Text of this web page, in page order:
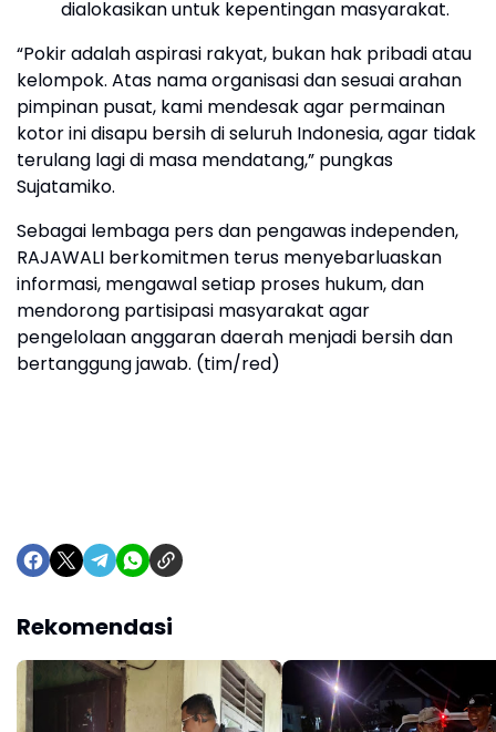
dialokasikan untuk kepentingan masyarakat.
“Pokir adalah aspirasi rakyat, bukan hak pribadi atau
kelompok. Atas nama organisasi dan sesuai arahan
pimpinan pusat, kami mendesak agar permainan
kotor ini disapu bersih di seluruh Indonesia, agar tidak
terulang lagi di masa mendatang,” pungkas
Sujatamiko.
Sebagai lembaga pers dan pengawas independen,
RAJAWALI berkomitmen terus menyebarluaskan
informasi, mengawal setiap proses hukum, dan
mendorong partisipasi masyarakat agar
pengelolaan anggaran daerah menjadi bersih dan
bertanggung jawab. (tim/red)
Rekomendasi